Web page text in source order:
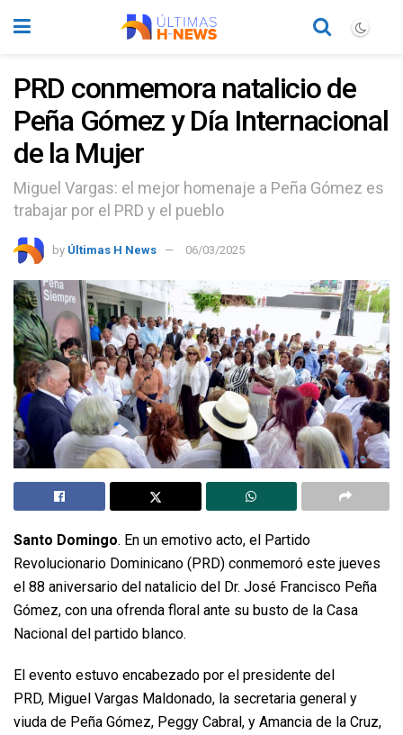
PRD conmemora natalicio de
Peña Gómez y Día Internacional
de la Mujer
Miguel Vargas: el mejor homenaje a Peña Gómez es
trabajar por el PRD y el pueblo
by Últimas H News 06/03/2025
Santo Domingo. En un emotivo acto, el Partido
Revolucionario Dominicano (PRD) conmemoró este jueves
el 88 aniversario del natalicio del Dr. José Francisco Peña
Gómez, con una ofrenda floral ante su busto de la Casa
Nacional del partido blanco.
El evento estuvo encabezado por el presidente del
PRD, Miguel Vargas Maldonado, la secretaria general y
viuda de Peña Gómez, Peggy Cabral, y Amancia de la Cruz,